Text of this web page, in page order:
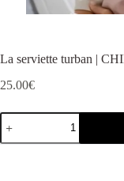
La serviette turban |
25.00€